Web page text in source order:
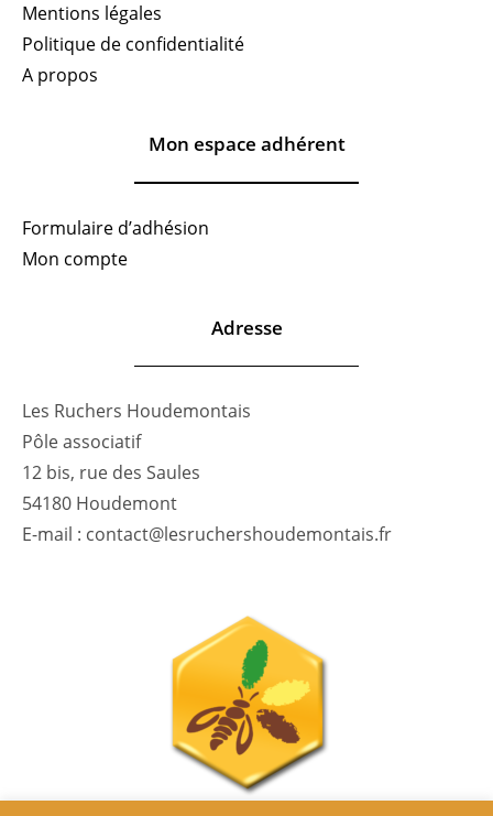
Mentions légales
Politique de confidentialité
A propos
Mon espace adhérent
Formulaire d’adhésion
Mon compte
Adresse
Les Ruchers Houdemontais
Pôle associatif
12 bis, rue des Saules
54180 Houdemont
E-mail : contact@lesruchershoudemontais.fr